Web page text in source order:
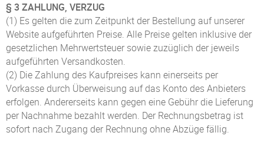
§ 3 ZAHLUNG, VERZUG
(1) Es gelten die zum Zeitpunkt der Bestellung auf unserer
Website aufgeführten Preise. Alle Preise gelten inklusive der
gesetzlichen Mehrwertsteuer sowie zuzüglich der jeweils
aufgeführten Versandkosten.
(2) Die Zahlung des Kaufpreises kann einerseits per
Vorkasse durch Überweisung auf das Konto des Anbieters
erfolgen. Andererseits kann gegen eine Gebühr die Lieferung
per Nachnahme bezahlt werden. Der Rechnungsbetrag ist
sofort nach Zugang der Rechnung ohne Abzüge fällig.